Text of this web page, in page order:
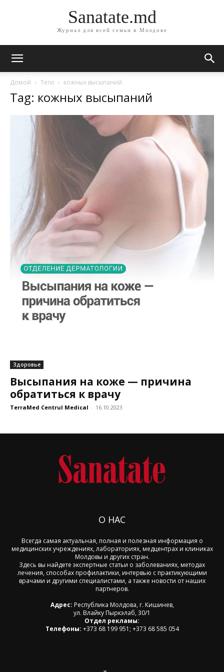
Sanatate.md
Журнал для всей семьи в Молдове
Домой Теги кожных высыпаний
Tag: кожных высыпаний
Здоровье
Высыпания на коже — причина
обратиться к врачу
TerraMed Centrul Medical - 16.10.2023
О НАС
Всегда самая актуальная, полная и полезная информация о
медицинских учреждениях, лабораториях, медцентрах и клиниках
Молдовы и других стран.
Здесь вы найдете экспертные статьи о заболеваниях, методах
лечения, способах профилактики, интервью с практикующими
врачами и другими специалистами, а также новости от наших
партнеров.
Адрес: Республика Молдова, г. Кишинев,
ул. Влайку Пыркэлаб, 30/1
Отдел рекламы:
Телефоны: +373 68 199 951; +373 68 585 054